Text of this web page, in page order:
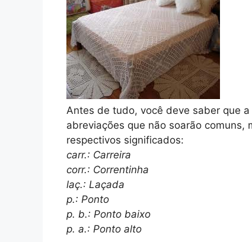
Antes de tudo, você deve saber que
abreviações que não soarão comuns,
respectivos significados:
carr.: Carreira
corr.: Correntinha
laç.: Laçada
p.: Ponto
p. b.: Ponto baixo
p. a.: Ponto alto